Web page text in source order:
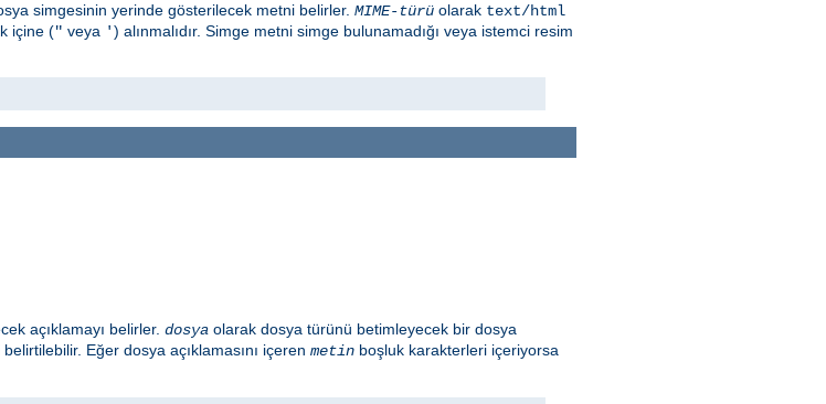
simgesinin yerinde gösterilecek metni belirler. MIME-türü olarak text/html
içine (" veya ') alınmalıdır. Simge metni simge bulunamadığı veya istemci resim
açıklamayı belirler. dosya olarak dosya türünü betimleyecek bir dosya
Eğer dosya açıklamasını içeren metin boşluk karakterleri içeriyorsa